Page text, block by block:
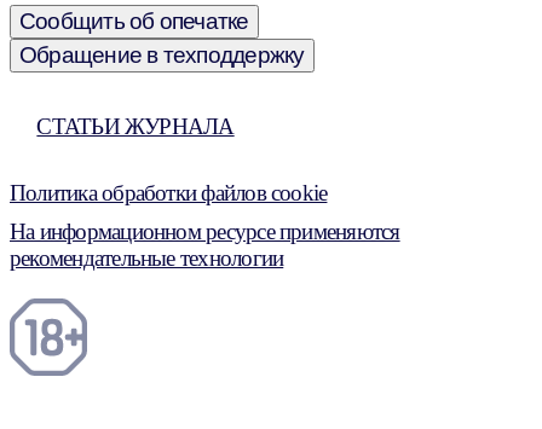
Сообщить об опечатке
Обращение в техподдержку
СТАТЬИ ЖУРНАЛА
Политика обработки файлов cookie
На информационном ресурсе применяются
рекомендательные технологии